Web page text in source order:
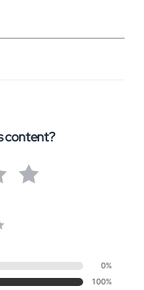
content?
0%
100%